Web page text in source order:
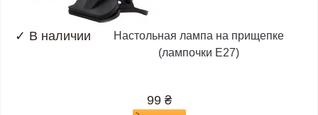
✓ В наличии
Настольная лампа на прищепке
(лампочки E27)
99 ₴